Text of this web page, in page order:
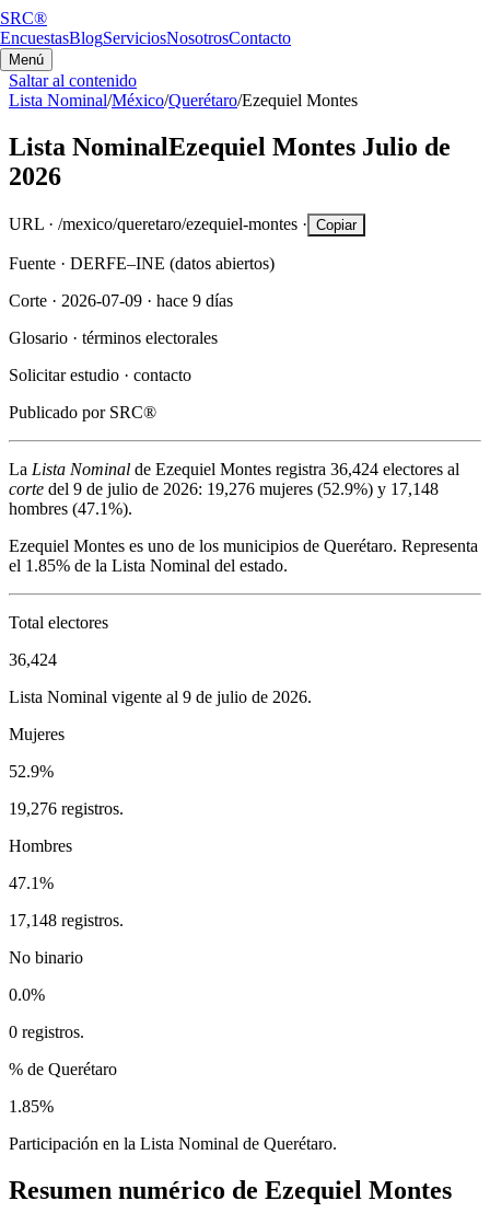
SRC®
EncuestasBlogServiciosNosotrosContacto
Menú
Saltar al contenido
Lista Nominal/México/Querétaro/Ezequiel Montes
Lista NominalEzequiel Montes Julio de
2026
URL · /mexico/queretaro/ezequiel-montes · Copiar
Fuente · DERFE–INE (datos abiertos)
Corte · 2026-07-09 · hace 9 días
Glosario · términos electorales
Solicitar estudio · contacto
Publicado por SRC®
La Lista Nominal de Ezequiel Montes registra 36,424 electores al
corte del 9 de julio de 2026: 19,276 mujeres (52.9%) y 17,148
hombres (47.1%).
Ezequiel Montes es uno de los municipios de Querétaro. Representa
el 1.85% de la Lista Nominal del estado.
Total electores
36,424
Lista Nominal vigente al 9 de julio de 2026.
Mujeres
52.9%
19,276 registros.
Hombres
47.1%
17,148 registros.
No binario
0.0%
0 registros.
% de Querétaro
1.85%
Participación en la Lista Nominal de Querétaro.
Resumen numérico de Ezequiel Montes